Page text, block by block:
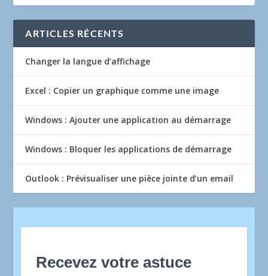
ARTICLES RÉCENTS
Changer la langue d’affichage
Excel : Copier un graphique comme une image
Windows : Ajouter une application au démarrage
Windows : Bloquer les applications de démarrage
Outlook : Prévisualiser une pièce jointe d’un email
Recevez votre astuce